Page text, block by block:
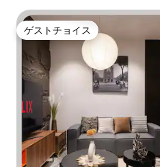
ゲストチョイス
ゲストチョイス